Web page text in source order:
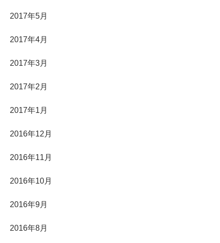
2017年5月
2017年4月
2017年3月
2017年2月
2017年1月
2016年12月
2016年11月
2016年10月
2016年9月
2016年8月